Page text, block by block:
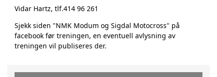
Vidar Hartz, tlf.414 96 261
Sjekk siden "NMK Modum og Sigdal Motocross" på
facebook før treningen, en eventuell avlysning av
treningen vil publiseres der.